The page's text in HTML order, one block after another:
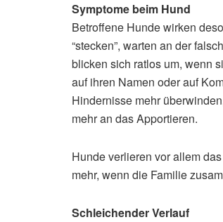
Symptome beim Hund
Betroffene Hunde wirken
“stecken”, warten an der
blicken sich ratlos um, wenn
auf ihren Namen oder auf
Hindernisse mehr
mehr an das Apportieren.
Hunde verlieren vor allem
mehr, wenn die Familie
Schleichender Verlauf